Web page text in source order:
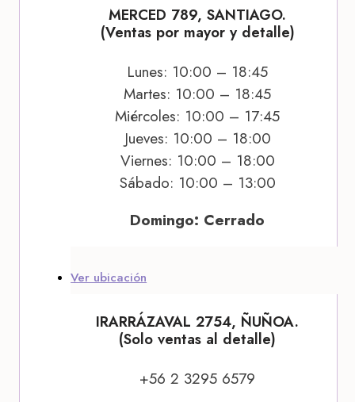
MERCED 789, SANTIAGO.
(Ventas por mayor y detalle)
Lunes: 10:00 – 18:45
Martes: 10:00 – 18:45
Miércoles: 10:00 – 17:45
Jueves: 10:00 – 18:00
Viernes: 10:00 – 18:00
Sábado: 10:00 – 13:00
Domingo: Cerrado
Ver ubicación
IRARRÁZAVAL 2754, ÑUÑOA.
(Solo ventas al detalle)
+56 2 3295 6579